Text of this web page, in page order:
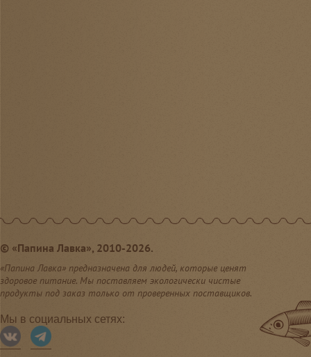
© «Папина Лавка», 2010-2026.
«Папина Лавка» предназначена для людей, которые ценят
здоровое питание. Мы поставляем экологически чистые
продукты под заказ только от проверенных поставщиков.
Мы в социальных сетях: